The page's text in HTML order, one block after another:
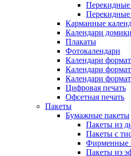
Карманные
Календари домики
Плакаты
Фотокалендари
Календари
Календари
Календари
Цифровая печать
Офсетная печать
Пакеты
Бумажные пакеты
Пакеты из
Пакеты с
Фирменные
Пакеты из